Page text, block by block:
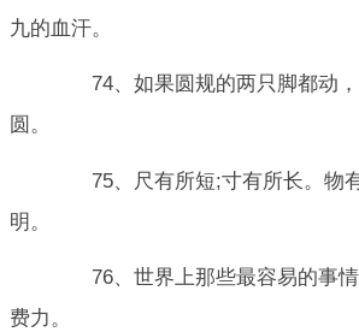
九的血汗。
74、如果圆规的两只脚都动，
圆。
75、尺有所短;寸有所长。物
明。
76、世界上那些最容易的事情
费力。